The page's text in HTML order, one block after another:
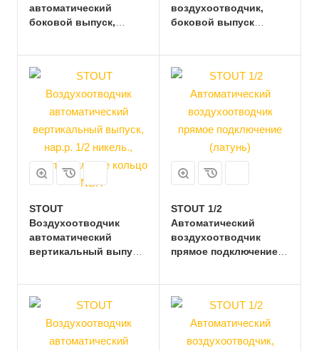
автоматический
боковой выпуск,
кольцо - NBR
воздухоотводчик,
боковой выпуск
STOUT
Воздухоотводчик
автоматический
вертикальный выпуск,
кольцо - NBR
STOUT 1/2
Автоматический
воздухоотводчик
прямое подключение